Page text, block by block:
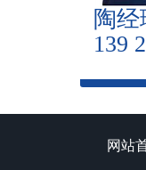
陶经
139
网站